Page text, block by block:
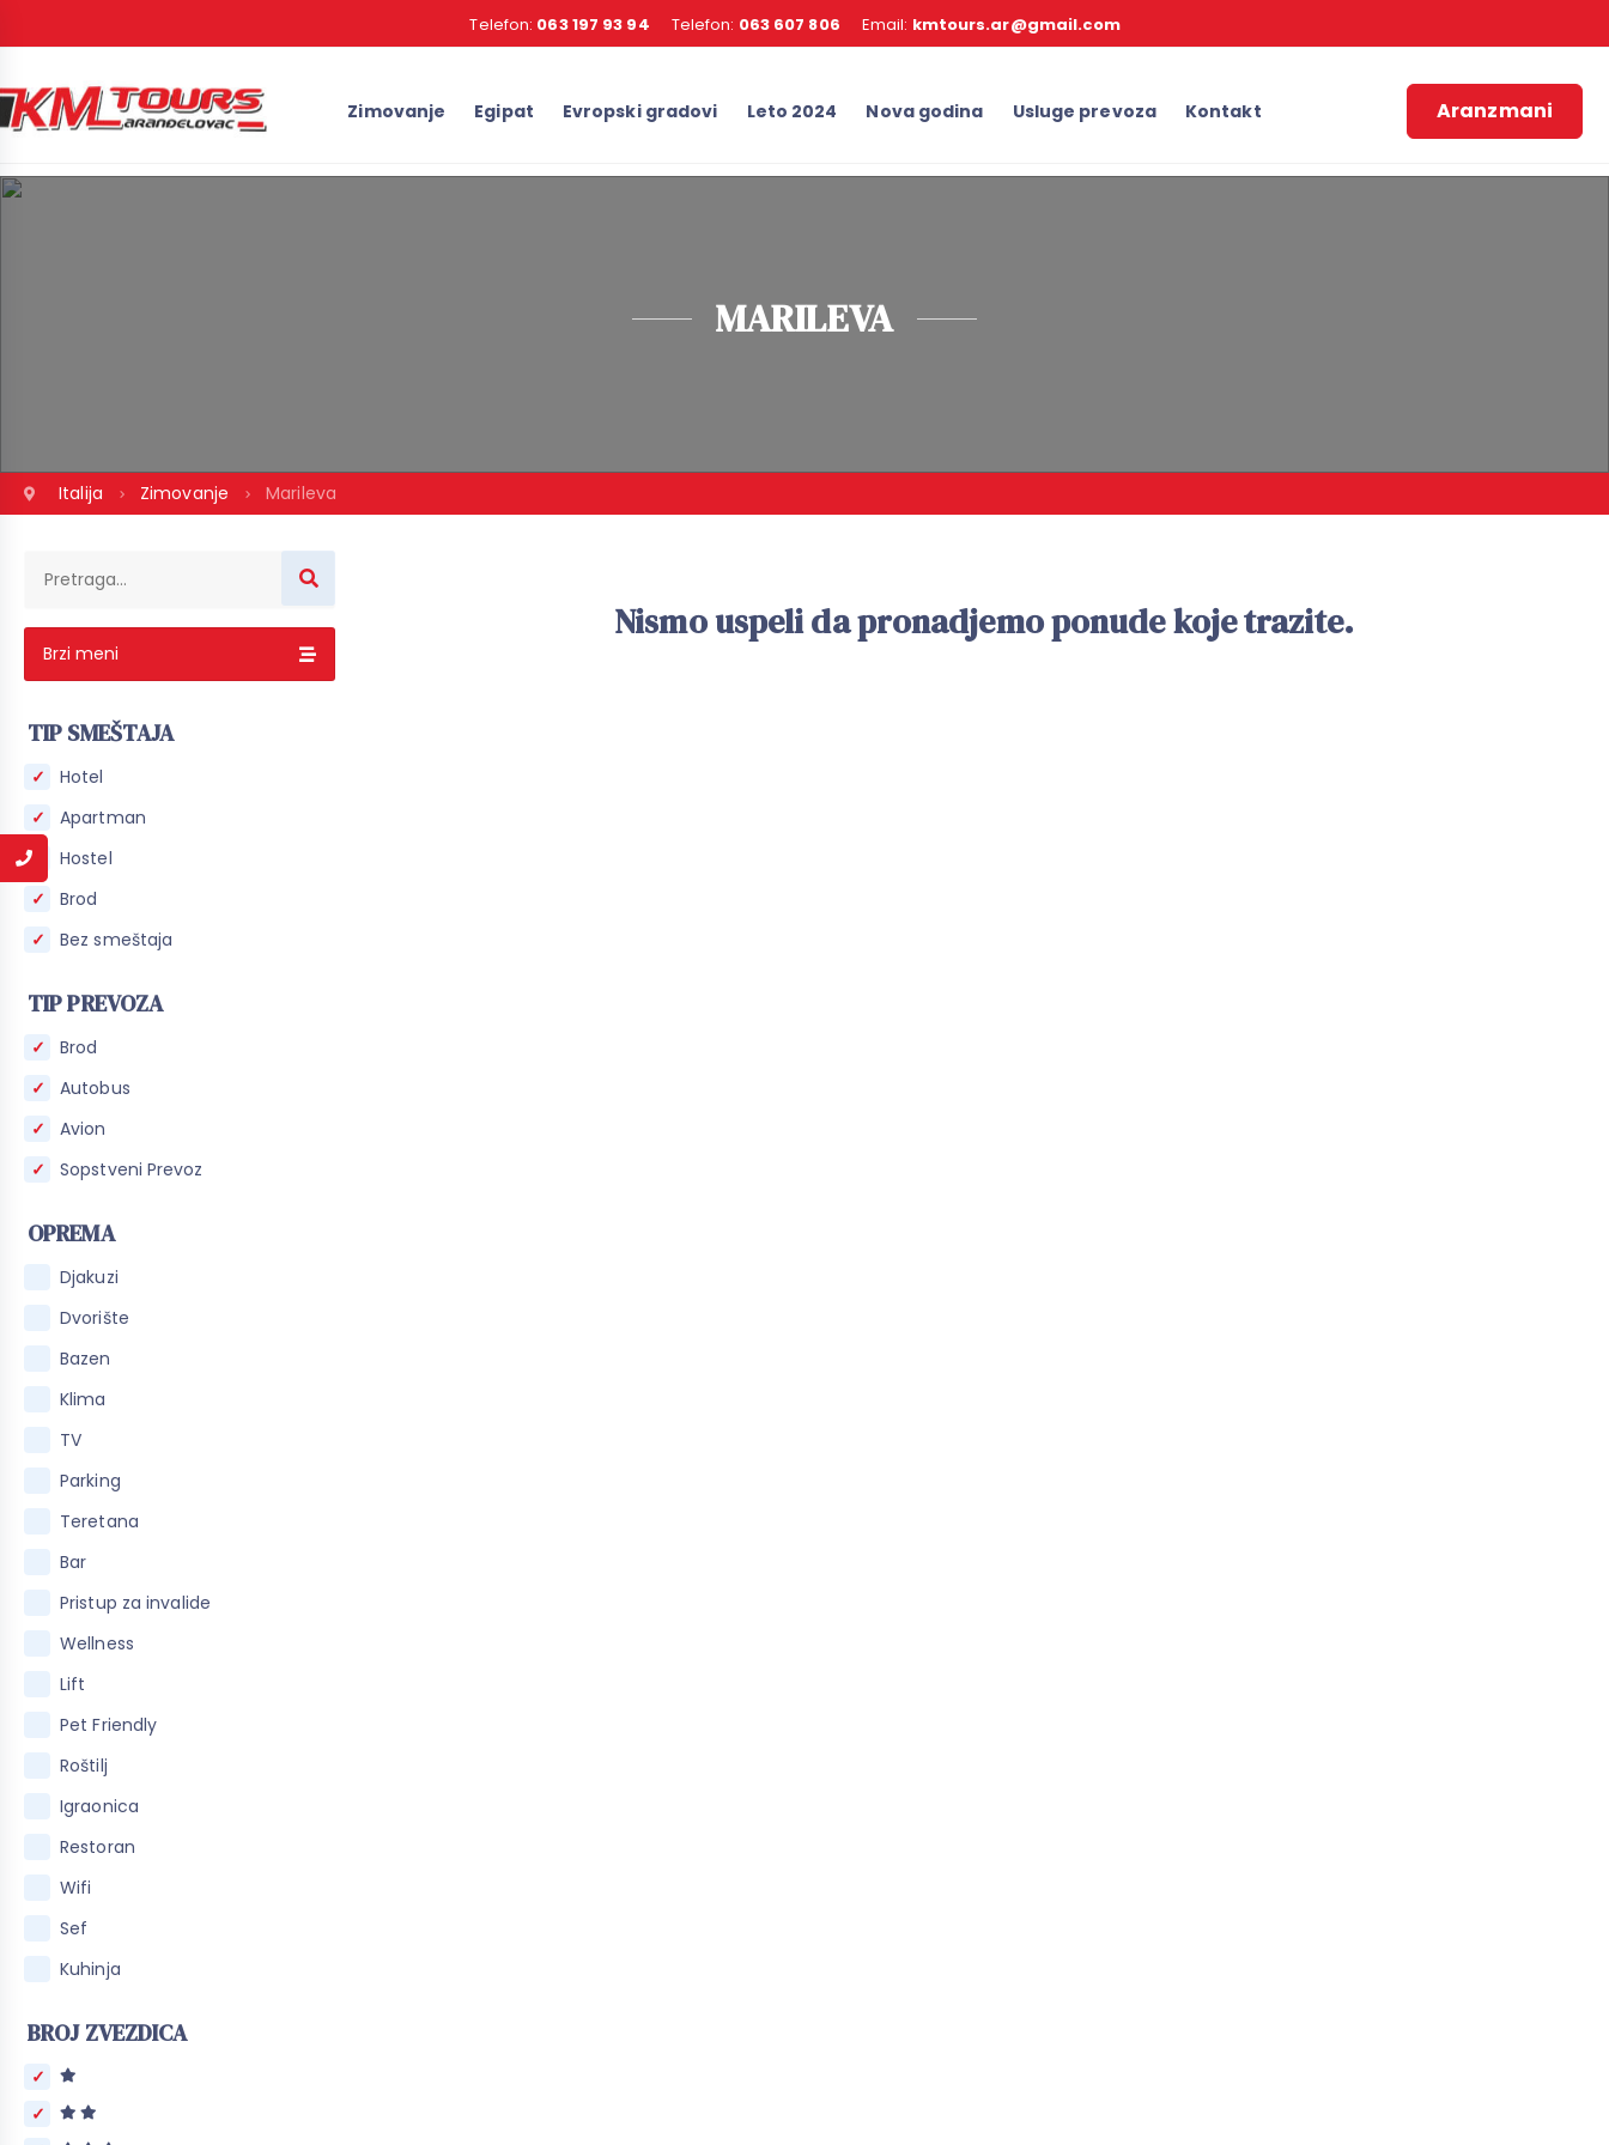
Telefon: 063 197 93 94 Telefon: 063 607 806 Email: kmtours.ar@gmail.com
Zimovanje Egipat Evropski gradovi Leto 2024 Nova godina Usluge prevoza Kontakt Aranzmani
MARILEVA
Italija Zimovanje Marileva
Brzi meni
TIP SMEŠTAJA
Hotel
Apartman
Hostel
Brod
Bez smeštaja
TIP PREVOZA
Brod
Autobus
Avion
Sopstveni Prevoz
OPREMA
Djakuzi
Dvorište
Bazen
Klima
TV
Parking
Teretana
Bar
Pristup za invalide
Wellness
Lift
Pet Friendly
Roštilj
Igraonica
Restoran
Wifi
Sef
Kuhinja
BROJ ZVEZDICA
Nismo uspeli da pronadjemo ponude koje trazite.